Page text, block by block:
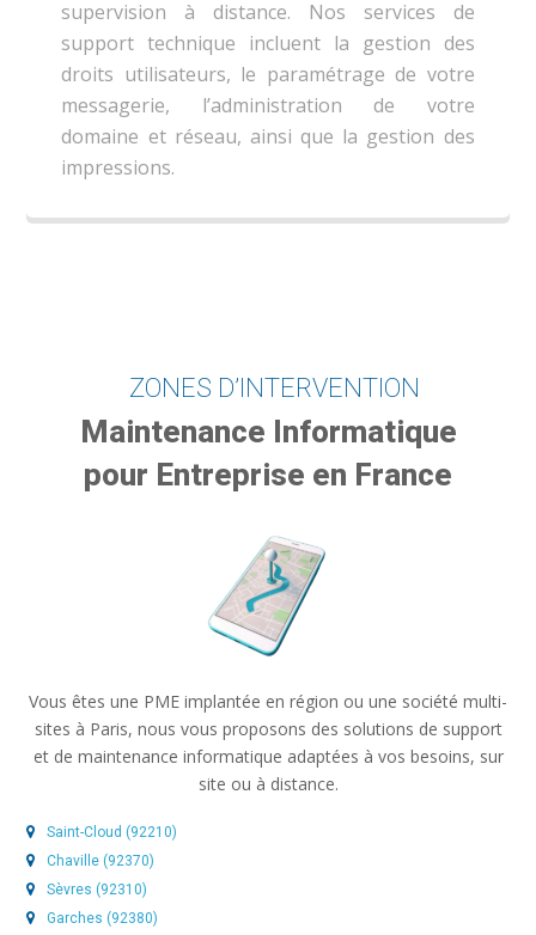
supervision à distance. Nos services de
support technique incluent la gestion des
droits utilisateurs, le paramétrage de votre
messagerie, l’administration de votre
domaine et réseau, ainsi que la gestion des
impressions.
ZONES D’INTERVENTION
Maintenance Informatique
pour Entreprise en France
Vous êtes une PME implantée en région ou une société multi-
sites à Paris, nous vous proposons des solutions de support
et de maintenance informatique adaptées à vos besoins, sur
site ou à distance.
Saint-Cloud (92210)
Chaville (92370)
Sèvres (92310)
Garches (92380)